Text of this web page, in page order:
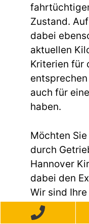
Zustand.
dabei
aktuellen
Kriterien für
auch für
haben.
Möchten
durch
Hannover
dabei den
Wir sind
Fokus auf